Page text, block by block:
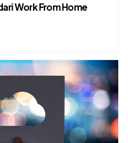
Work From Home